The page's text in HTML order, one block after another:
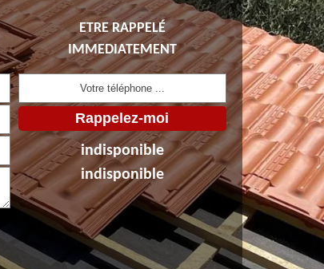
ETRE RAPPELÉ
IMMEDIATEMENT
indisponible
indisponible